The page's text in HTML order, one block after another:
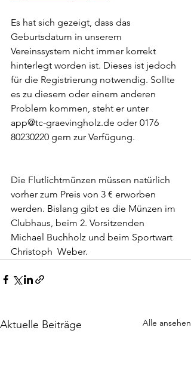
Es hat sich gezeigt, dass das
Geburtsdatum in unserem
Vereinssystem nicht immer korrekt
hinterlegt worden ist. Dieses ist jedoch
für die Registrierung notwendig. Sollte
es zu diesem oder einem anderen
Problem kommen, steht er unter
app@tc-graevingholz.de oder 0176
80230220 gern zur Verfügung.
Die Flutlichtmünzen müssen natürlich
vorher zum Preis von 3 € erworben
werden. Bislang gibt es die Münzen im
Clubhaus, beim 2. Vorsitzenden
Michael Buchholz und beim Sportwart
Christoph  Weber.
Aktuelle Beiträge Alle ansehen